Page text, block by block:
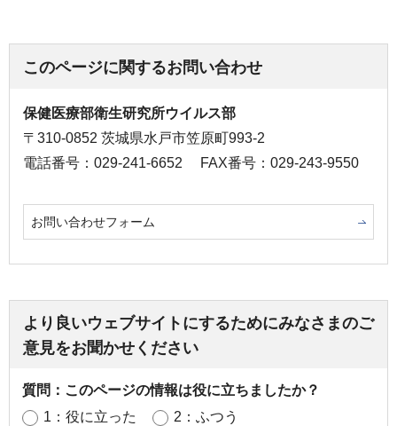
このページに関するお問い合わせ
保健医療部衛生研究所ウイルス部
〒310-0852 茨城県水戸市笠原町993-2
電話番号：029-241-6652
FAX番号：029-243-9550
お問い合わせフォーム
より良いウェブサイトにするためにみなさまのご
意見をお聞かせください
質問：このページの情報は役に立ちましたか？
1：役に立った
2：ふつう